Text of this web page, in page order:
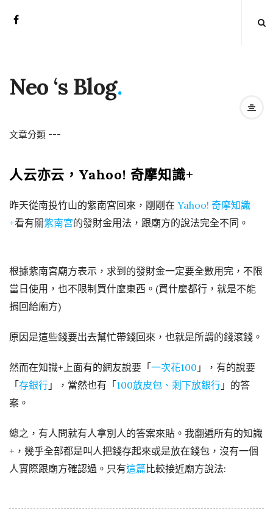
Neo ‘s Blog.
文章分類 ---
人云亦云，Yahoo! 奇摩知識+
昨天從南投竹山的紫南宮回來，剛剛在 Yahoo! 奇摩知識
+看有關紫南宮的發財金用法，跟廟方的說法完全不同。
根據紫南宮廟方表示，求到的發財金一定要全數用完，不限
當日使用，也不限制買什麼東西。(買什麼都行，就是不能
捐回給廟方)
原因是這些錢要出去幫忙帶錢回來，也就是所謂的錢滾錢。
然而在知識+上面有的網友說要「一次花100 」，有的說要
「存銀行 」，當然也有「100放皮包、剩下放銀行 」的答
案。
總之，有人問就有人拿別人的答案來貼。我翻遍所有的知識
+，幾乎全部都是叫人把錢存起來或是放在錢包，沒有一個
人實際跟廟方確認過。只有這篇比較接近廟方說法: